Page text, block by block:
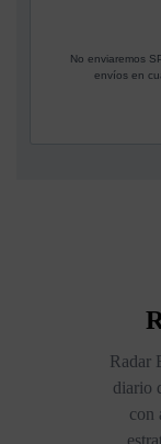
No enviaremos
envíos en